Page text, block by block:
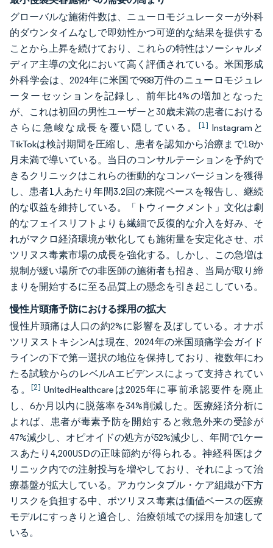
グローバルな施術件数は、ニューロモジュレーターが外科
的ダウンタイムなしで即効性かつ可逆的な結果を提供する
ことから上昇を続けており、これらの特性はソーシャルメ
ディア主導の文化において高く評価されている。米国形成
外科学会は、2024年に米国で988万件のニューロモジュレ
ーターセッションを記録し、前年比4%の増加となった
が、これは初回の男性ユーザーと30歳未満の患者における
さらに急峻な成長を覆い隠している。 [1] Instagramと
TikTokは検討期間を圧縮し、患者を認知から治療まで18か
月未満で導いている。当日のコンサルテーションを予約で
きるクリニックはこれらの衝動的なコンバージョンを獲得
し、患者1人あたり年間3.2回の来院ペースを報告し、継続
的な収益を維持している。「トウィークメント」文化は劇
的なフェイスリフトよりも繊細で反復的な介入を好み、そ
れがマクロ経済環境が軟化しても施術量を安定化させ、ボ
ツリヌス毒素市場の成長を強化する。しかし、この急増は
規制が緩い場所での非医師の施術者も招き、当局が取り締
まりを開始するに至る品質上の懸念を引き起こしている。
慢性片頭痛予防における採用の拡大
慢性片頭痛は人口の約2%に影響を及ぼしている。オナボ
ツリヌストキシンAは現在、2024年の米国頭痛学会ガイド
ラインの下で第一選択の地位を保持しており、複数年にわ
たる試験からのレベルAエビデンスによって支持されてい
る。[2] UnitedHealthcareは2025年に事前承認要件を廃止
し、6か月以内に脱落率を34%削減した。医療経済分析に
よれば、患者が毒素予防を開始すると救急外来の受診が
47%減少し、オピオイドの処方が52%減少し、年間で1ケー
スあたり4,200USDの正味節約が得られる。神経科医はク
リニック内での注射投与を増やしており、それによって治
療基盤が拡大している。アカウンタブル・ケア組織が下方
リスクを負担する中、ボツリヌス毒素は価値ベースの医療
モデルにすっきりと適合し、治療領域での採用を加速して
いる。